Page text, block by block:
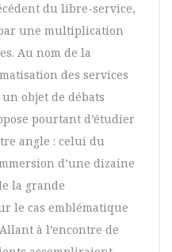
du libre-service,
une multiplication
Au nom de la
des services
un objet de débats
pourtant d’étudier
angle : celui du
d’une dizaine
la grande
le cas emblématique
à l’encontre de